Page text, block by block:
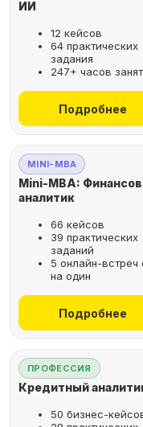
ИИ
12 кейсов
64 практических
задания
247+ часов
Подробнее
MINI-MBA
Mini-MBA:
аналитик
66 кейсов
39 практических
заданий
5 онлайн-встреч
на один
Подробнее
ПРОФЕССИЯ
Кредитный
50 бизнес-
Рассрочка
не выходя
Выбрать
оптимальную
Оставьте
на